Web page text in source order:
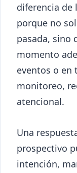
diferencia de
porque no
pasada, sino
momento
eventos o en
monitoreo,
atencional.
Una
prospectivo
intención,